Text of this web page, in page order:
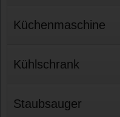
Küchenmaschine
Kühlschrank
Staubsauger